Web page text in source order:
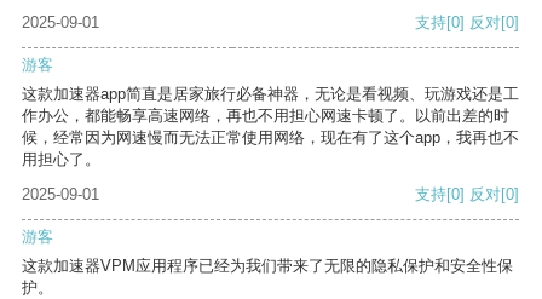
2025-09-01
支持[0] 反对[0]
游客
这款加速器app简直是居家旅行必备神器，无论是看视频、玩游戏还是工
作办公，都能畅享高速网络，再也不用担心网速卡顿了。以前出差的时
候，经常因为网速慢而无法正常使用网络，现在有了这个app，我再也不
用担心了。
2025-09-01
支持[0] 反对[0]
游客
这款加速器VPM应用程序已经为我们带来了无限的隐私保护和安全性保
护。